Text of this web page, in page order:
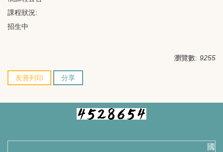
課程狀況:
招生中
瀏覽數: 9255
友善列印 分享
國